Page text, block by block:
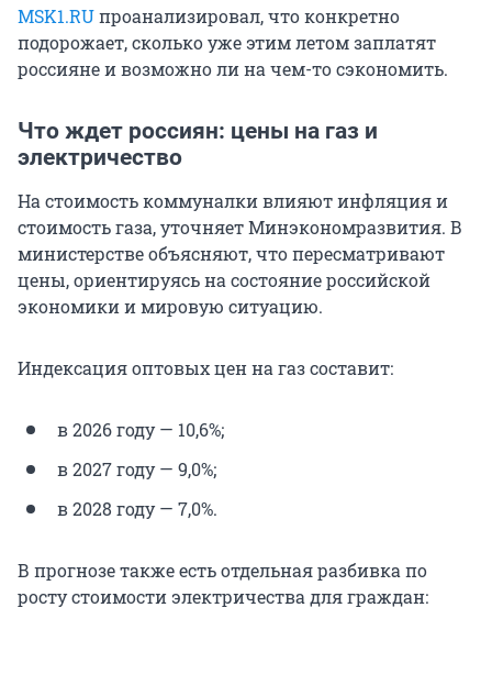
MSK1.RUпроанализировал, что конкретно
подорожает, сколько уже этим летом заплатят
россияне и возможно ли на чем-то сэкономить.
Что ждет россиян: цены на газ и
электричество
На стоимость коммуналки влияют инфляция и
стоимость газа, уточняет Минэкономразвития. В
министерстве объясняют, что пересматривают
цены, ориентируясь на состояние российской
экономики и мировую ситуацию.
Индексация оптовых цен на газ составит:
в 2026 году — 10,6%;
в 2027 году — 9,0%;
в 2028 году — 7,0%.
В прогнозе также есть отдельная разбивка по
росту стоимости электричества для граждан: